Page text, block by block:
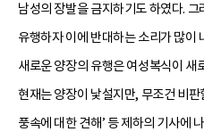
남성의 장발을 금지하기도 하였다.
유행하자 이에 반대하는 소리가 많이
새로운 양장의 유행은 여성복식이 새
현재는 양장이 낯설지만, 무조건 비판
풍속에 대한 견해’ 등 제하의 기사에